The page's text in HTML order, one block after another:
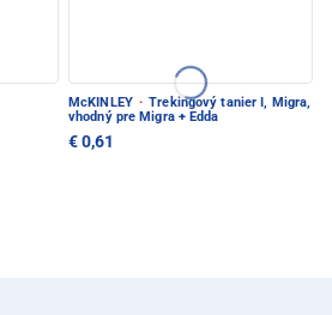
McKINLEY · Trekingový tanier I, Migra,
vhodný pre Migra + Edda
€ 0,61